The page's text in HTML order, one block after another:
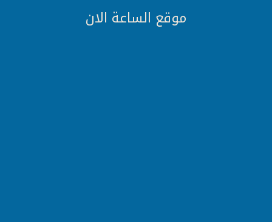
موقع الساعة الان